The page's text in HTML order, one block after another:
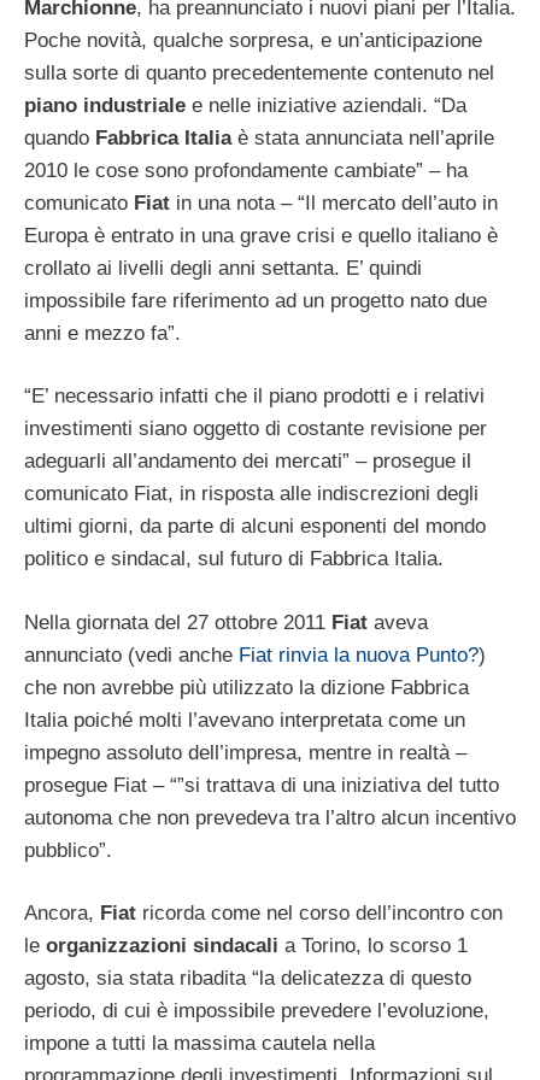
Marchionne, ha preannunciato i nuovi piani per l’Italia.
Poche novità, qualche sorpresa, e un’anticipazione
sulla sorte di quanto precedentemente contenuto nel
piano industriale e nelle iniziative aziendali. “Da
quando Fabbrica Italiaè stata annunciata nell’aprile
2010 le cose sono profondamente cambiate” – ha
comunicato Fiat in una nota – “Il mercato dell’auto in
Europa è entrato in una grave crisi e quello italiano è
crollato ai livelli degli anni settanta. E’ quindi
impossibile fare riferimento ad un progetto nato due
anni e mezzo fa”.
“E’ necessario infatti che il piano prodotti e i relativi
investimenti siano oggetto di costante revisione per
adeguarli all’andamento dei mercati” – prosegue il
comunicato Fiat, in risposta alle indiscrezioni degli
ultimi giorni, da parte di alcuni esponenti del mondo
politico e sindacal, sul futuro di Fabbrica Italia.
Nella giornata del 27 ottobre 2011 Fiat aveva
annunciato (vedi anche Fiat rinvia la nuova Punto?)
che non avrebbe più utilizzato la dizione Fabbrica
Italia poiché molti l’avevano interpretata come un
impegno assoluto dell’impresa, mentre in realtà –
prosegue Fiat – “”si trattava di una iniziativa del tutto
autonoma che non prevedeva tra l’altro alcun incentivo
pubblico”.
Ancora, Fiat ricorda come nel corso dell’incontro con
le organizzazioni sindacali a Torino, lo scorso 1
agosto, sia stata ribadita “la delicatezza di questo
periodo, di cui è impossibile prevedere l’evoluzione,
impone a tutti la massima cautela nella